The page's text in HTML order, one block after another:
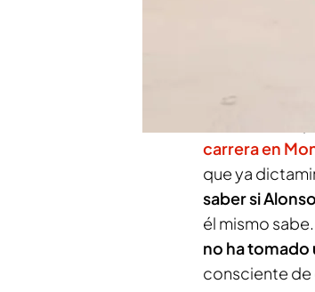
Es uno de
deportivo
Alonso
Barcelona. El
carrera en
que ya
saber si
él mismo
no ha tomado
consciente de